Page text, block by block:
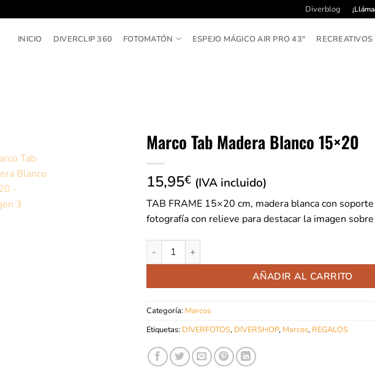
Diverblog
INICIO DIVERCLIP 360 FOTOMATÓN ESPEJO MÁGICO AIR PRO 43″ RECREATIVOS
Marco Tab Madera Blanco 15×20
15,95€ (IVA incluido)
TAB FRAME 15×20 cm, madera blanca con soporte
fotografía con relieve para destacar la imagen
Marco Tab Madera Blanco 15x20 cantidad
AÑADIR AL CARRITO
Categoría: Marcos
Etiquetas: DIVERFOTOS, DIVERSHOP, Marcos, REGALOS